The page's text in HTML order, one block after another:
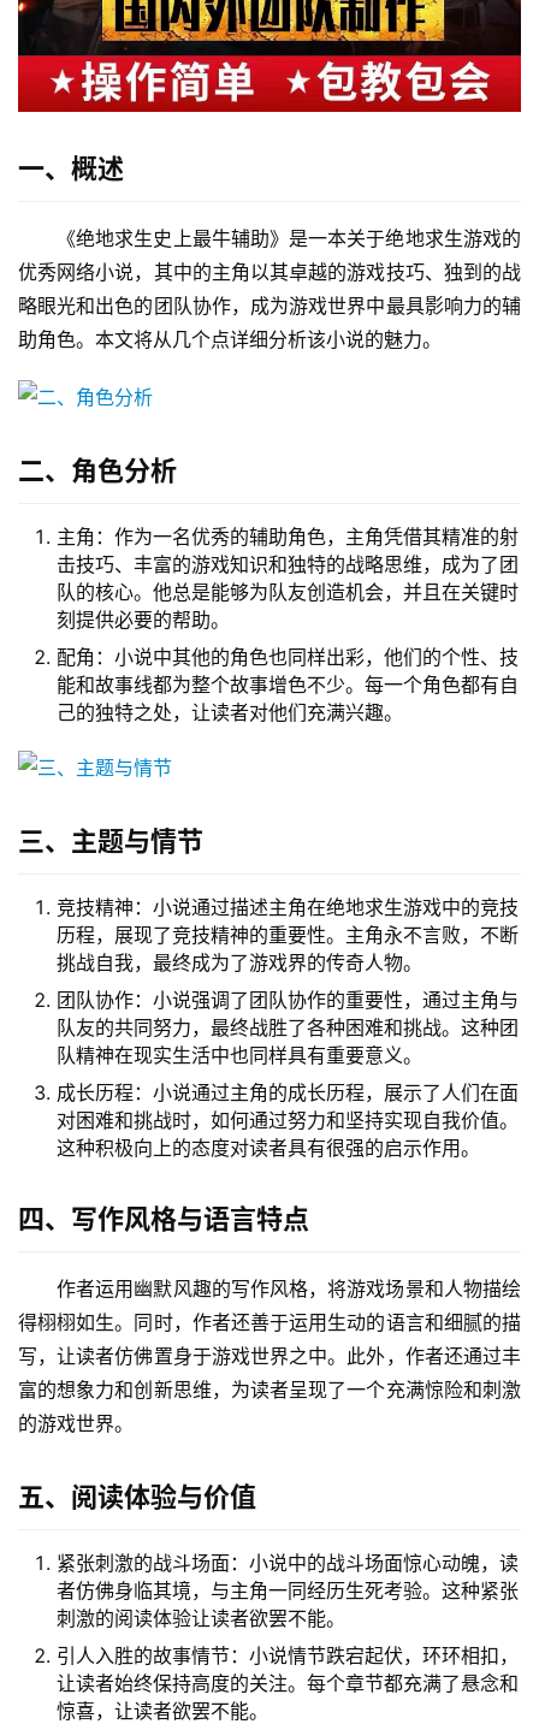
一、概述
《绝地求生史上最牛辅助》是一本关于绝地求生游戏的
优秀网络小说，其中的主角以其卓越的游戏技巧、独到的战
略眼光和出色的团队协作，成为游戏世界中最具影响力的辅
助角色。本文将从几个点详细分析该小说的魅力。
二、角色分析
主角：作为一名优秀的辅助角色，主角凭借其精准的射
击技巧、丰富的游戏知识和独特的战略思维，成为了团
队的核心。他总是能够为队友创造机会，并且在关键时
刻提供必要的帮助。
配角：小说中其他的角色也同样出彩，他们的个性、技
能和故事线都为整个故事增色不少。每一个角色都有自
己的独特之处，让读者对他们充满兴趣。
三、主题与情节
竞技精神：小说通过描述主角在绝地求生游戏中的竞技
历程，展现了竞技精神的重要性。主角永不言败，不断
挑战自我，最终成为了游戏界的传奇人物。
团队协作：小说强调了团队协作的重要性，通过主角与
队友的共同努力，最终战胜了各种困难和挑战。这种团
队精神在现实生活中也同样具有重要意义。
成长历程：小说通过主角的成长历程，展示了人们在面
对困难和挑战时，如何通过努力和坚持实现自我价值。
这种积极向上的态度对读者具有很强的启示作用。
四、写作风格与语言特点
作者运用幽默风趣的写作风格，将游戏场景和人物描绘
得栩栩如生。同时，作者还善于运用生动的语言和细腻的描
写，让读者仿佛置身于游戏世界之中。此外，作者还通过丰
富的想象力和创新思维，为读者呈现了一个充满惊险和刺激
的游戏世界。
五、阅读体验与价值
紧张刺激的战斗场面：小说中的战斗场面惊心动魄，读
者仿佛身临其境，与主角一同经历生死考验。这种紧张
刺激的阅读体验让读者欲罢不能。
引人入胜的故事情节：小说情节跌宕起伏，环环相扣，
让读者始终保持高度的关注。每个章节都充满了悬念和
惊喜，让读者欲罢不能。